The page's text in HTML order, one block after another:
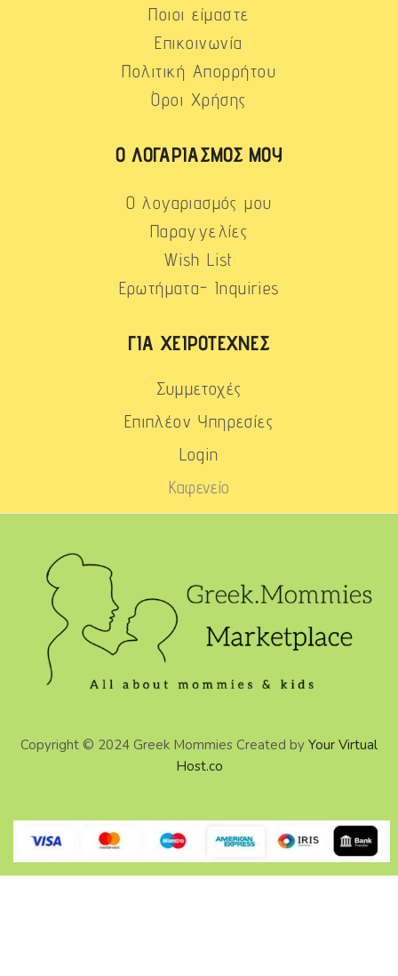
Ποιοι είμαστε
Επικοινωνία
Πολιτική Απορρήτου
Όροι Χρήσης
Ο ΛΟΓΑΡΙΑΣΜΌΣ ΜΟΥ
Ο λογαριασμός μου
Παραγγελίες
Wish List
Ερωτήματα- Inquiries
ΓΙΑ ΧΕΙΡΟΤΈΧΝΕΣ
Συμμετοχές
Επιπλέον Υπηρεσίες
Login
Καφενείο
Copyright © 2024 Greek Mommies Created by Your Virtual
Host.co